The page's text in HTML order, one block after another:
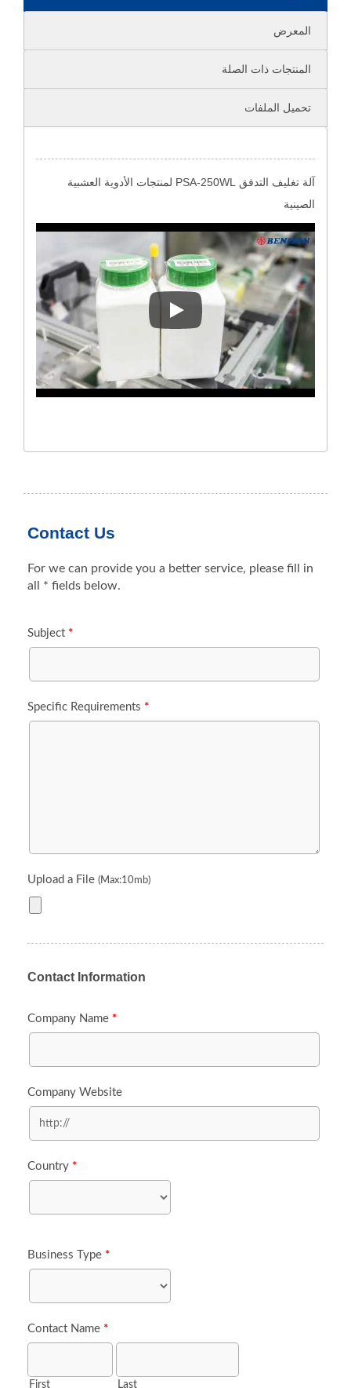
المعرض
المنتجات ذات الصلة
تحميل الملفات
آلة تغليف التدفق PSA-250WL لمنتجات الأدوية العشبية
الصينية
آلة تغليف التدفق PSA-250WL لمنتجات الأدوية العشبية الصينية